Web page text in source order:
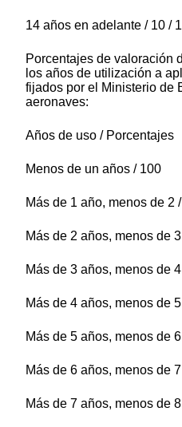
14 años en adelante / 10 /
Porcentajes de valoración
los años de utilización a
fijados por el Ministerio de
aeronaves:
Años de uso / Porcentajes
Menos de un años / 100
Más de 1 año, menos de 2
Más de 2 años, menos de
Más de 3 años, menos de
Más de 4 años, menos de
Más de 5 años, menos de
Más de 6 años, menos de
Más de 7 años, menos de